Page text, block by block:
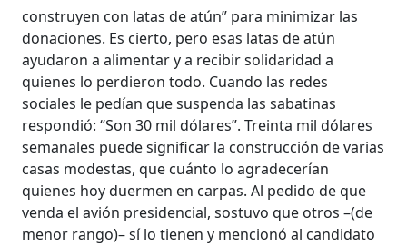
construyen con latas de atún” para minimizar las
donaciones. Es cierto, pero esas latas de atún
ayudaron a alimentar y a recibir solidaridad a
quienes lo perdieron todo. Cuando las redes
sociales le pedían que suspenda las sabatinas
respondió: “Son 30 mil dólares”. Treinta mil dólares
semanales puede significar la construcción de varias
casas modestas, que cuánto lo agradecerían
quienes hoy duermen en carpas. Al pedido de que
venda el avión presidencial, sostuvo que otros –(de
menor rango)– sí lo tienen y mencionó al candidato